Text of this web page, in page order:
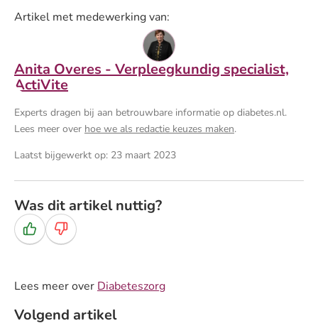
Artikel met medewerking van:
Anita Overes - Verpleegkundig specialist,
ActiVite
Experts dragen bij aan betrouwbare informatie op diabetes.nl.
Lees meer over hoe we als redactie keuzes maken.
Laatst bijgewerkt op: 23 maart 2023
Was dit artikel nuttig?
Ja Nee
Lees meer over Diabeteszorg
Volgend artikel